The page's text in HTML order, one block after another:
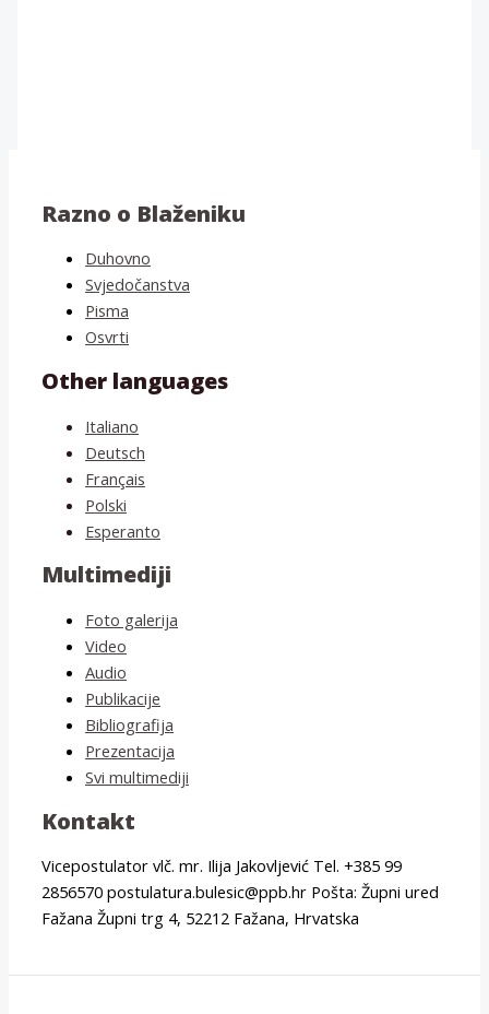
Razno o Blaženiku
Duhovno
Svjedočanstva
Pisma
Osvrti
Other languages
Italiano
Deutsch
Français
Polski
Esperanto
Multimediji
Foto galerija
Video
Audio
Publikacije
Bibliografija
Prezentacija
Svi multimediji
Kontakt
Vicepostulator vlč. mr. Ilija Jakovljević Tel. +385 99
2856570 postulatura.bulesic@ppb.hr Pošta: Župni ured
Fažana Župni trg 4, 52212 Fažana, Hrvatska